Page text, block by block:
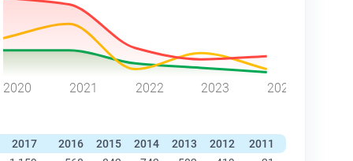
2020 2021 2022 2023 2024
2017 2016 2015 2014 2013 2012 2011